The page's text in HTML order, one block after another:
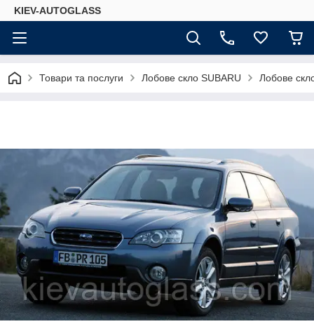
KIEV-AUTOGLASS
Товари та послуги Лобове скло SUBARU Лобове